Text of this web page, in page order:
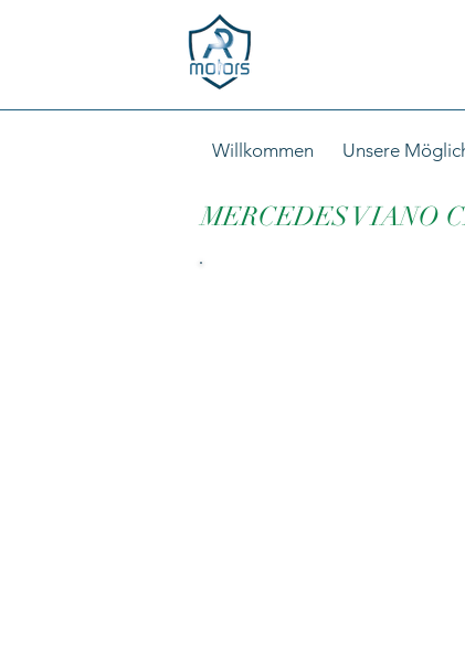
Willkommen Unsere
MERCEDES VIANO